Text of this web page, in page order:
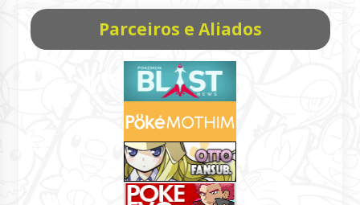
Parceiros e Aliados